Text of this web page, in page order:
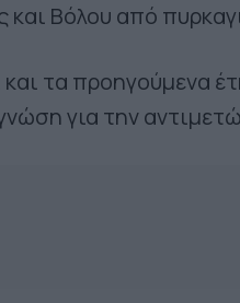
Βόλου από
τα προηγούμενα
για την